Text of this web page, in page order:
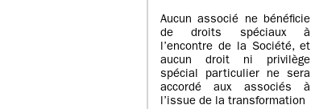
Aucun associé ne bénéficie
de droits spéciaux à
l’encontre de la Société, et
aucun droit ni privilège
spécial particulier ne sera
accordé aux associés à
l’issue de la transformation